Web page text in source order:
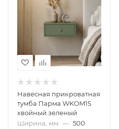
Навесная прикроватная
тумба Парма WKOM1S
хвойный зеленый
Ширина, мм — 500